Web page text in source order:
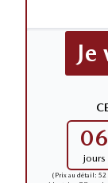
06
jours
(Prix au détail: